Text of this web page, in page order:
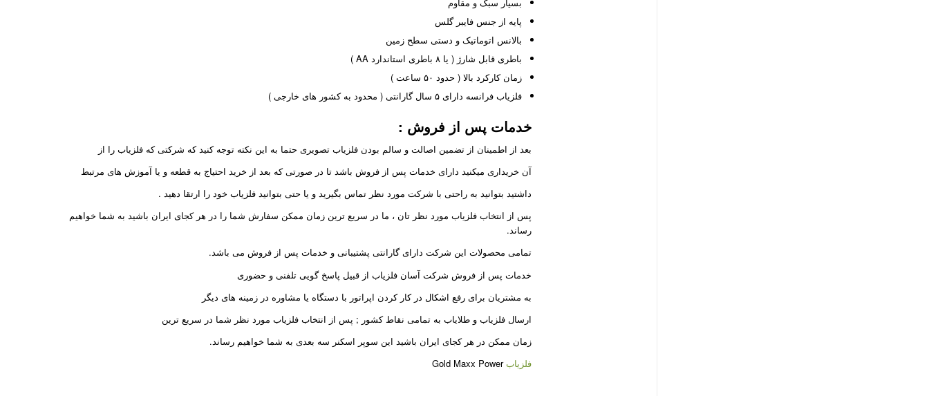
پایه از جنس فایبر گلس
بالانس اتوماتیک و دستی سطح زمین
باطری قابل شارژ ( یا ۸ باطری استاندارد AA )
زمان کارکرد بالا ( حدود ۵۰ ساعت )
فلزیاب فرانسه دارای ۵ سال گارانتی ( محدود به کشور های خارجی )
خدمات پس از فروش :
بعد از اطمینان از تضمین اصالت و سالم بودن فلزیاب تصویری حتما به این نکته توجه کنید که شرکتی که فلزیاب را از
آن خریداری میکنید دارای خدمات پس از فروش باشد تا در صورتی که بعد از خرید احتیاج به قطعه و یا آموزش های مرتبط
داشتید بتوانید به راحتی با شرکت مورد نظر تماس بگیرید و یا حتی بتوانید فلزیاب خود را ارتقا دهید .
پس از انتخاب فلزیاب مورد نظر تان ، ما در سریع ترین زمان ممکن سفارش شما را در هر کجای ایران باشید به شما خواهیم
رساند.
تمامی محصولات این شرکت دارای گارانتی پشتیبانی و خدمات پس از فروش می باشد.
خدمات پس از فروش شرکت آسان فلزیاب از قبیل پاسخ گویی تلفنی و حضوری
به مشتریان برای رفع اشکال در کار کردن اپراتور با دستگاه یا مشاوره در زمینه های دیگر
ارسال فلزیاب و طلایاب به تمامی نقاط کشور ; پس از انتخاب فلزیاب مورد نظر شما در سریع ترین
زمان ممکن در هر کجای ایران باشید این سوپر اسکنر سه بعدی به شما خواهیم رساند.
فلزیابGold Maxx Power